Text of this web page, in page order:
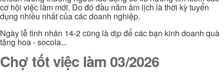
cơ hội việc làm mới. Do đó đầu năm âm lịch là thời kỳ tuyển
dụng nhiều nhất của các doanh nghiệp.
Ngày lễ tình nhân 14-2 cũng là dịp để các bạn kinh doanh quà
tặng hoa - socola...
Chợ tốt việc làm 03/2026